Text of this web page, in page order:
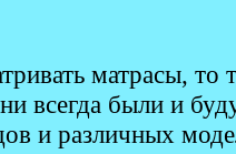
матрасы, то
всегда были и
и различных